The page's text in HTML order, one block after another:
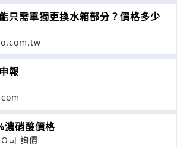
只需單獨更換水箱部分？價格多少
報
硝酸價格
司 詢價